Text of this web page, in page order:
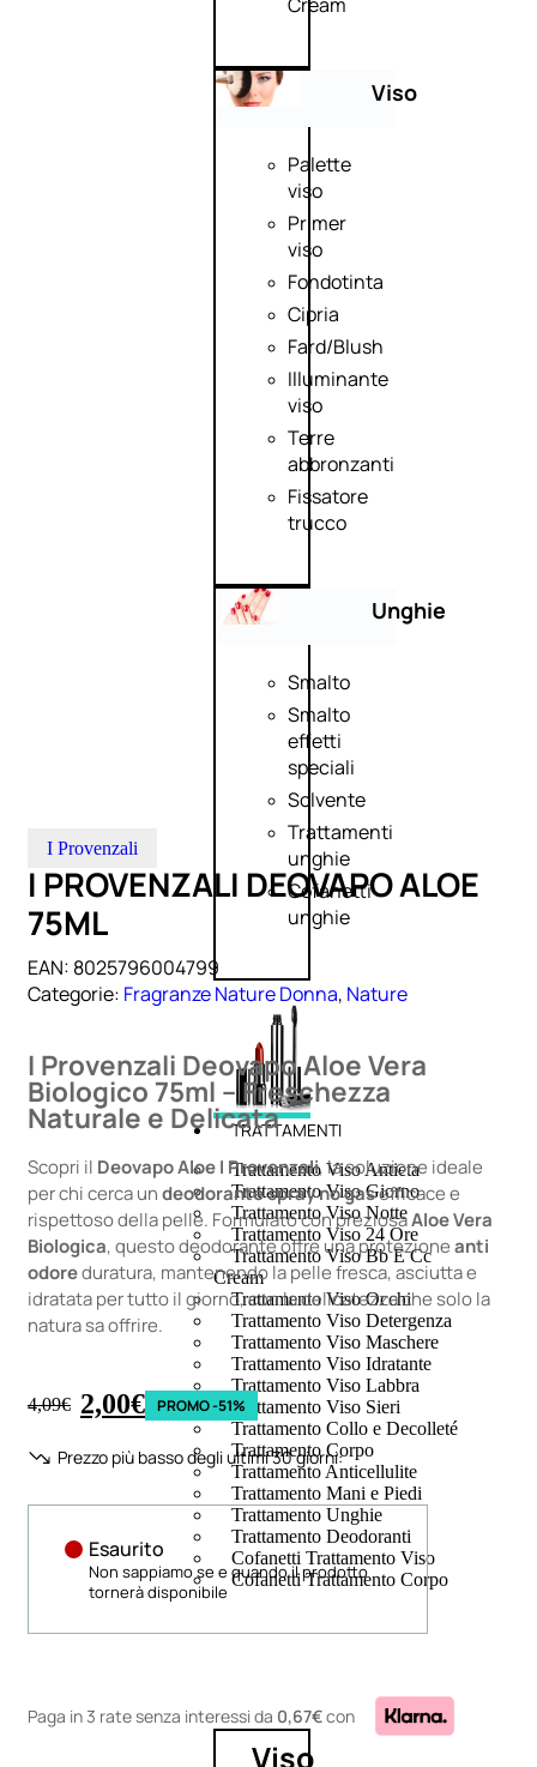
Cream
Viso
Palette
viso
Primer
viso
Fondotinta
Cipria
Fard/Blush
Illuminante
viso
Terre
abbronzanti
Fissatore
trucco
Unghie
Smalto
Smalto
effetti
speciali
Solvente
Trattamenti
unghie
Cofanetti
unghie
TRATTAMENTI
Trattamento Viso Antieta
Trattamento Viso Giorno
Trattamento Viso Notte
Trattamento Viso 24 Ore
Trattamento Viso Bb E Cc
Cream
Trattamento Viso Occhi
Trattamento Viso Detergenza
Trattamento Viso Maschere
Trattamento Viso Idratante
Trattamento Viso Labbra
Trattamento Viso Sieri
Trattamento Collo e Decolleté
Trattamento Corpo
Trattamento Anticellulite
Trattamento Mani e Piedi
Trattamento Unghie
Trattamento Deodoranti
Cofanetti Trattamento Viso
Cofanetti Trattamento Corpo
Viso
I Provenzali
I PROVENZALI DEOVAPO ALOE
75ML
EAN: 8025796004799
Categorie: Fragranze Nature Donna, Nature
I Provenzali Deovapo Aloe Vera
Biologico 75ml – Freschezza
Naturale e Delicata
Scopri il Deovapo Aloe I Provenzali, la soluzione ideale
per chi cerca undeodorante spray no gasefficace e
rispettoso della pelle. Formulato con preziosaAloe Vera
Biologica, questo deodorante offre una protezioneanti
odoreduratura, mantenendo la pelle fresca, asciutta e
idratata per tutto il giorno, con la delicatezza che solo la
natura sa offrire.
4,09€ 2,00€ PROMO -51%
Prezzo più basso degli ultimi 30 giorni:
Esaurito
Non sappiamo se e quando il prodotto
tornerà disponibile
Paga in 3 rate senza interessi da 0,67€con